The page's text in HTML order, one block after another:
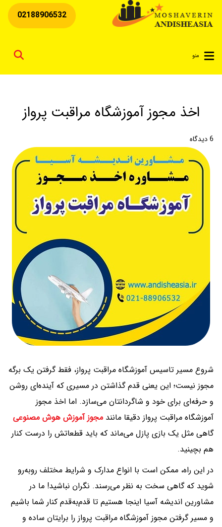
02188906532
منو
for:
اخذ مجوز آموزشگاه مراقبت پرواز
6دیدگاه
شروع مسیر تاسیس آموزشگاه مراقبت پرواز، فقط گرفتن یک برگه
مجوز نیست؛ این یعنی قدم گذاشتن در مسیری که آینده‌ای روشن
و حرفه‌ای برای خود و شاگردانتان می‌سازد. اما اخذ مجوز
آموزشگاه مراقبت پرواز دقیقا مانند مجوز آموزش هوش مصنوعی
گاهی مثل یک بازی پازل می‌ماند که باید قطعاتش را درست کنار
هم بچینید.
در این راه، ممکن است با انواع مدارک و شرایط مختلف روبه‌رو
شوید که گاهی سخت به نظر می‌رسند. نگران نباشید! ما در
مشاورین اندیشه آسیا اینجا هستیم تا قدم‌به‌قدم کنار شما باشیم
و مسیر گرفتن مجوز آموزشگاه مراقبت پرواز را برایتان ساده و